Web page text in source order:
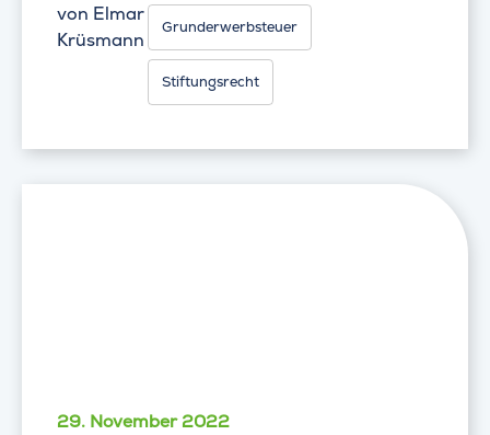
von Elmar
Krüsmann
Grunderwerbsteuer
Stiftungsrecht
29. November 2022